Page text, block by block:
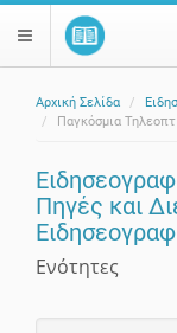
$langMenu
Αρχική Σελίδα
Παγκόσμια
Πηγές και
Ενότητες